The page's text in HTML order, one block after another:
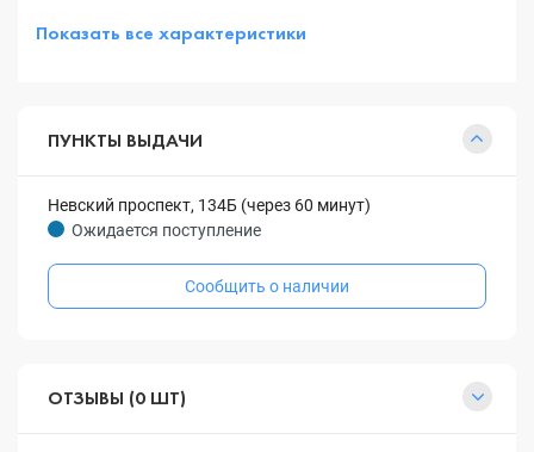
Показать все характеристики
ПУНКТЫ ВЫДАЧИ
Невский проспект, 134Б (через 60 минут)
Ожидается поступление
Сообщить о наличии
ОТЗЫВЫ (0 ШТ)